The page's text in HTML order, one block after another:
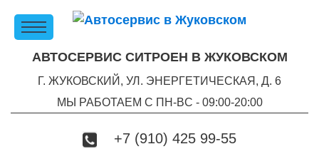
АВТОСЕРВИС СИТРОЕН В ЖУКОВСКОМ
Г. ЖУКОВСКИЙ, УЛ. ЭНЕРГЕТИЧЕСКАЯ, Д. 6
МЫ РАБОТАЕМ С ПН-ВC - 09:00-20:00
+7 (910) 425 99-55